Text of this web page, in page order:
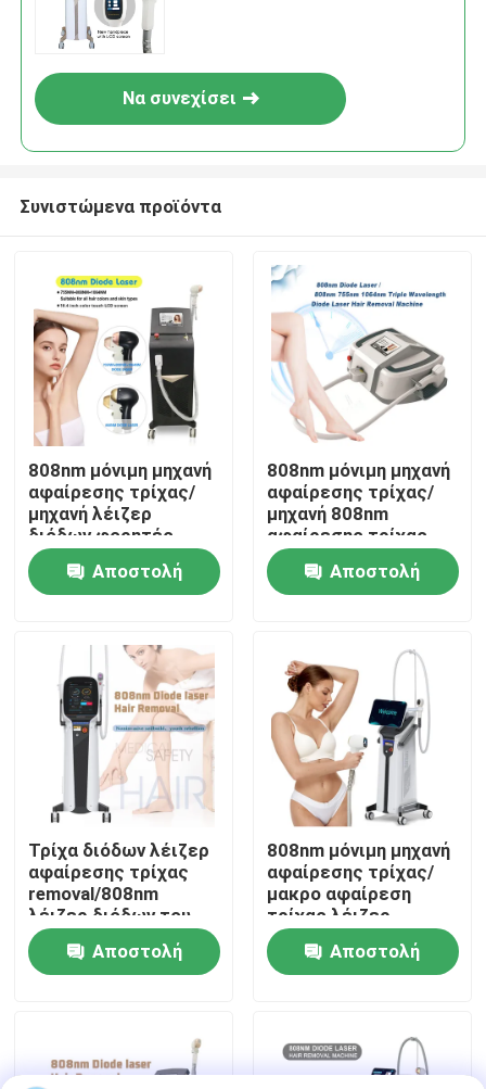
Σπίτι
Προϊόντα
Βίντεο
Εμφάνιση VR
Περίπου εμείς
Γύρος εργοστασίων
Ποιοτικός έλεγχος
Μας ελάτε σε επαφή με
Ζητήστε ένα απόσπασμα
Να συνεχίσει
Συνιστώμενα προϊόντα
808nm μόνιμη μηχανή
αφαίρεσης τρίχας/
μηχανή λέιζερ
διόδων φορητές
Αποστολή
808nm μόνιμη μηχανή
αφαίρεσης τρίχας/
μηχανή 808nm
αφαίρεσης τρίχας
λέιζερ διόδων
Αποστολή
Τρίχα διόδων λέιζερ
αφαίρεσης τρίχας
removal/808nm
λέιζερ διόδων του
Πεκίνου
Αποστολή
808nm μόνιμη μηχανή
αφαίρεσης τρίχας/
μακρο αφαίρεση
τρίχας λέιζερ
διόδων καναλιών
Αποστολή